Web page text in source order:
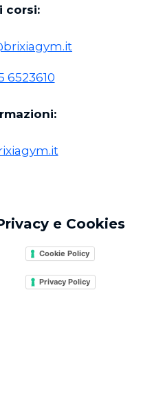
corsi:
6523610
e Cookies
Cookie Policy
Privacy Policy